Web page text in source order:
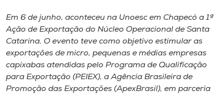
Portal de Ensino
A
Unoesc
Internacionalização
Em 6 de junho, aconteceu na Unoesc em Chapecó a 1ª
Ação de Exportação do Núcleo Operacional de Santa
Catarina. O evento teve como objetivo estimular as
exportações de micro, pequenas e médias empresas
capixabas atendidas pelo Programa de Qualificação
para Exportação (PEIEX), a Agência Brasileira de
Promoção das Exportações (ApexBrasil), em parceria